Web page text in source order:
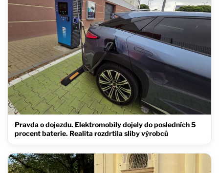
Pravda o dojezdu. Elektromobily dojely do posledních 5
procent baterie. Realita rozdrtila sliby výrobců